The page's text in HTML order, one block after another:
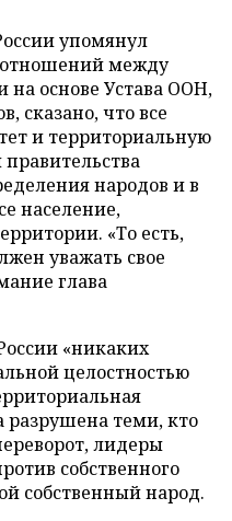
упомянул
между
на основе Устава ООН,
сказано, что все
и территориальную
правительства
народов и в
население,
«То есть,
уважать свое
глава
«никаких
целостностью
разрушена теми, кто
лидеры
собственного
собственный народ.